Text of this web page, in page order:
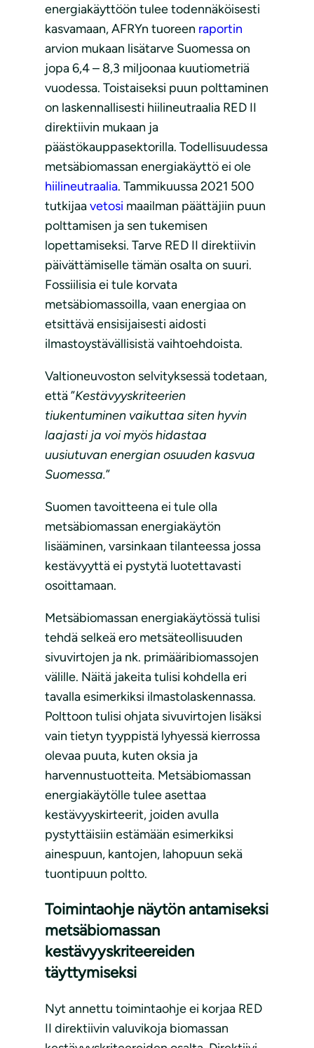
energiakäyttöön tulee todennäköisesti
kasvamaan, AFRYn tuoreen raportin
arvion mukaan lisätarve Suomessa on
jopa 6,4 – 8,3 miljoonaa kuutiometriä
vuodessa. Toistaiseksi puun polttaminen
on laskennallisesti hiilineutraalia RED II
direktiivin mukaan ja
päästökauppasektorilla. Todellisuudessa
metsäbiomassan energiakäyttö ei ole
hiilineutraalia. Tammikuussa 2021 500
tutkijaavetosi maailman päättäjiin puun
polttamisen ja sen tukemisen
lopettamiseksi. Tarve RED II direktiivin
päivättämiselle tämän osalta on suuri.
Fossiilisia ei tule korvata
metsäbiomassoilla, vaan energiaa on
etsittävä ensisijaisesti aidosti
ilmastoystävällisistä vaihtoehdoista.
Valtioneuvoston selvityksessä todetaan,
että ”Kestävyyskriteerien
tiukentuminen vaikuttaa siten hyvin
laajasti ja voi myös hidastaa
uusiutuvan energian osuuden kasvua
Suomessa.”
Suomen tavoitteena ei tule olla
metsäbiomassan energiakäytön
lisääminen, varsinkaan tilanteessa jossa
kestävyyttä ei pystytä luotettavasti
osoittamaan.
Metsäbiomassan energiakäytössä tulisi
tehdä selkeä ero metsäteollisuuden
sivuvirtojen ja nk. primääribiomassojen
välille. Näitä jakeita tulisi kohdella eri
tavalla esimerkiksi ilmastolaskennassa.
Polttoon tulisi ohjata sivuvirtojen lisäksi
vain tietyn tyyppistä lyhyessä kierrossa
olevaa puuta, kuten oksia ja
harvennustuotteita. Metsäbiomassan
energiakäytölle tulee asettaa
kestävyyskirteerit, joiden avulla
pystyttäisiin estämään esimerkiksi
ainespuun, kantojen, lahopuun sekä
tuontipuun poltto.
Toimintaohje näytön antamiseksi
metsäbiomassan
kestävyyskriteereiden
täyttymiseksi
Nyt annettu toimintaohje ei korjaa RED
II direktiivin valuvikoja biomassan